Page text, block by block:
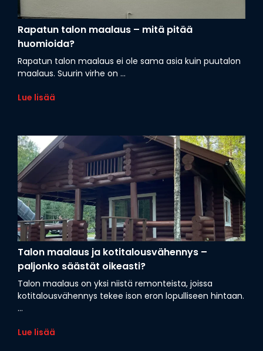
Rapatun talon maalaus – mitä pitää
huomioida?
Rapatun talon maalaus ei ole sama asia kuin puutalon
maalaus. Suurin virhe on ...
Lue lisää
Talon maalaus ja kotitalousvähennys –
paljonko säästät oikeasti?
Talon maalaus on yksi niistä remonteista, joissa
kotitalousvähennys tekee ison eron lopulliseen hintaan.
...
Lue lisää